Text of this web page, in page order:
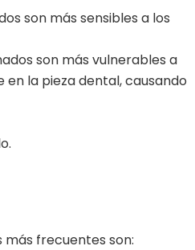
son más sensibles a los
son más vulnerables a
la pieza dental, causando
más frecuentes son: